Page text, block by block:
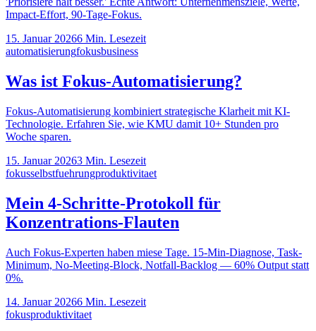
Impact-Effort, 90-Tage-Fokus.
15. Januar 20266 Min. Lesezeit
automatisierungfokusbusiness
Was ist Fokus-Automatisierung?
Fokus-Automatisierung kombiniert strategische Klarheit mit KI-
Technologie. Erfahren Sie, wie KMU damit 10+ Stunden pro
Woche sparen.
15. Januar 20263 Min. Lesezeit
fokusselbstfuehrungproduktivitaet
Mein 4-Schritte-Protokoll für
Konzentrations-Flauten
Auch Fokus-Experten haben miese Tage. 15-Min-Diagnose, Task-
Minimum, No-Meeting-Block, Notfall-Backlog — 60% Output statt
0%.
14. Januar 20266 Min. Lesezeit
fokusproduktivitaet